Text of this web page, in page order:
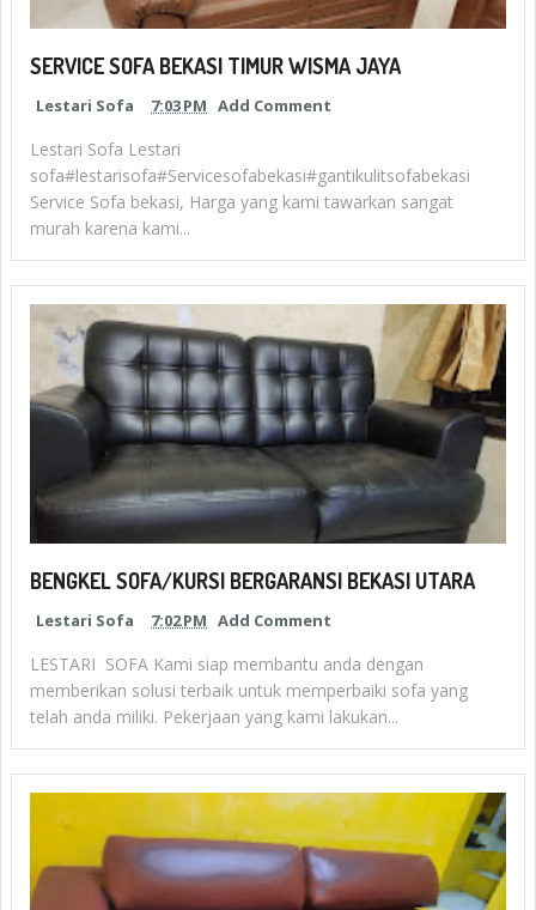
SERVICE SOFA BEKASI TIMUR WISMA JAYA
Lestari Sofa 7:03 PM Add Comment
Lestari Sofa Lestari
sofa#lestarisofa#Servicesofabekasi#gantikulitsofabekasi
Service Sofa bekasi, Harga yang kami tawarkan sangat
murah karena kami...
BENGKEL SOFA/KURSI BERGARANSI BEKASI UTARA
Lestari Sofa 7:02 PM Add Comment
LESTARI SOFA Kami siap membantu anda dengan
memberikan solusi terbaik untuk memperbaiki sofa yang
telah anda miliki. Pekerjaan yang kami lakukan...